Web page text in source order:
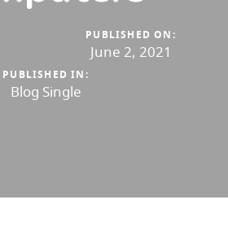
PUBLISHED ON:
June 2, 2021
PUBLISHED IN:
Blog Single